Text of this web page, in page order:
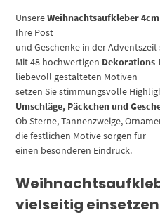
UnsereWeihnachtsaufkleber
Ihre Post
und Geschenke in der
Mit 48 hochwertigen
liebevoll gestalteten Motiven
setzen Sie stimmungsvolle
Umschläge, Päckchen und
Ob Sterne, Tannenzweige,
die festlichen Motive sorgen für
einen besonderen Eindruck.
vielseitig einsetzen